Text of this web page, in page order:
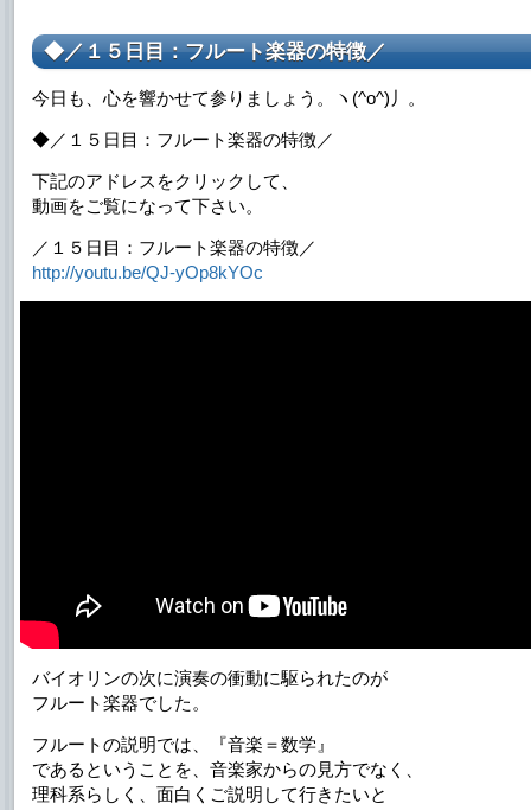
◆／１５日目：フルート楽器の特徴／
今日も、心を響かせて参りましょう。ヽ(^o^)丿。
◆／１５日目：フルート楽器の特徴／
下記のアドレスをクリックして、
動画をご覧になって下さい。
／１５日目：フルート楽器の特徴／
http://youtu.be/QJ-yOp8kYOc
バイオリンの次に演奏の衝動に駆られたのが
フルート楽器でした。
フルートの説明では、『音楽＝数学』
であるということを、音楽家からの見方でなく、
理科系らしく、面白くご説明して行きたいと